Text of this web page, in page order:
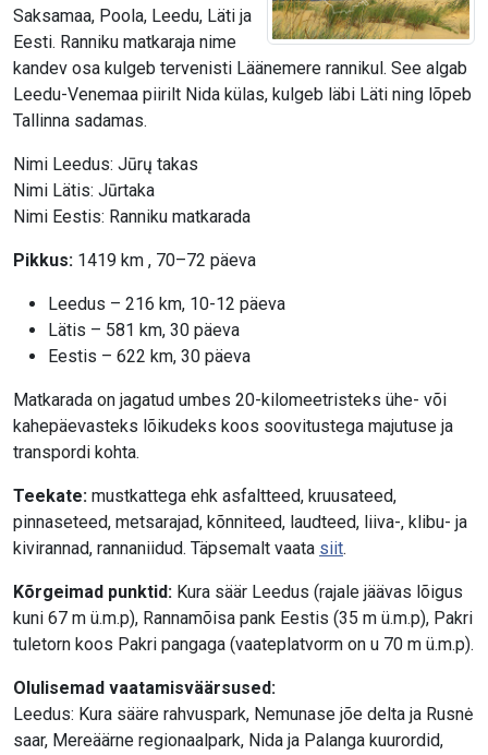
Saksamaa, Poola, Leedu, Läti ja
Eesti. Ranniku matkaraja nime
kandev osa kulgeb tervenisti Läänemere rannikul. See algab
Leedu-Venemaa piirilt Nida külas, kulgeb läbi Läti ning lõpeb
Tallinna sadamas.
Nimi Leedus: Jūrų takas
Nimi Lätis: Jūrtaka
Nimi Eestis: Ranniku matkarada
Pikkus: 1419 km , 70–72 päeva
Leedus – 216 km, 10-12 päeva
Lätis – 581 km, 30 päeva
Eestis – 622 km, 30 päeva
Matkarada on jagatud umbes 20-kilomeetristeks ühe- või
kahepäevasteks lõikudeks koos soovitustega majutuse ja
transpordi kohta.
Teekate: mustkattega ehk asfaltteed, kruusateed,
pinnaseteed, metsarajad, kõnniteed, laudteed, liiva-, klibu- ja
kivirannad, rannaniidud. Täpsemalt vaata siit.
Kõrgeimad punktid: Kura säär Leedus (rajale jäävas lõigus
kuni 67 m ü.m.p), Rannamõisa pank Eestis (35 m ü.m.p), Pakri
tuletorn koos Pakri pangaga (vaateplatvorm on u 70 m ü.m.p).
Olulisemad vaatamisväärsused:
Leedus: Kura sääre rahvuspark, Nemunase jõe delta ja Rusnė
saar, Mereäärne regionaalpark, Nida ja Palanga kuurordid,